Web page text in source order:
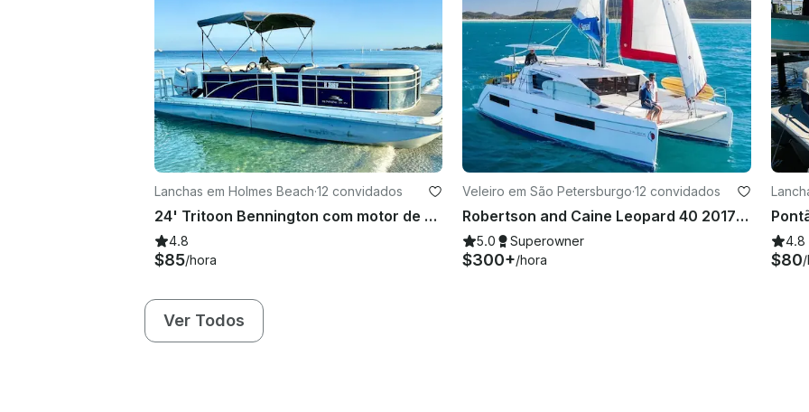
Lanchas em Holmes Beach·12 convidados
24' Tritoon Bennington com motor de popa Suzuki de 175 HP para alugar em Holmes Beach!
4.8
$85/hora
Veleiro em São Petersburgo·12 convidados
Robertson and Caine Leopard 40 2017 - Catamarã de luxo
5.0 Superowner
$300+/hora
4.8
$80
Ver Todos